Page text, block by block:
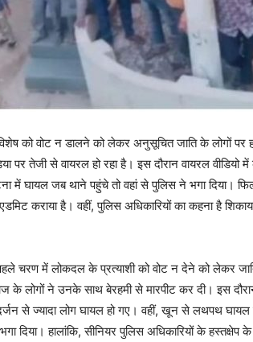
को वोट न डालने को लेकर अनुसूचित जाति के लोगों पर
पर तेजी से वायरल हो रहा है। इस दौरान वायरल वीडियो
घायल जब थाने पहुंचे तो वहां से पुलिस ने भगा दिया।
कराया है। वहीं, पुलिस अधिकारियों का कहना है
चरण में लोकदल के प्रत्याशी को वोट न देने को लेकर
के लोगों ने उनके साथ बेरहमी से मारपीट कर दी। इस
से ज्यादा लोग घायल हो गए। वहीं, खून से लथपथ घायल
दिया। हालांकि, सीनियर पुलिस अधिकारियों के हस्तक्षेप के